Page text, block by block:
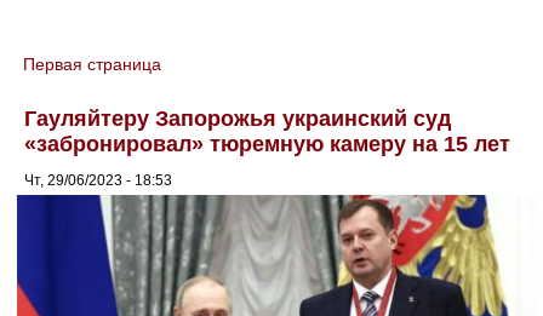
You are here
Первая страница
Гауляйтеру Запорожья украинский суд
«забронировал» тюремную камеру на 15 лет
Чт, 29/06/2023 - 18:53